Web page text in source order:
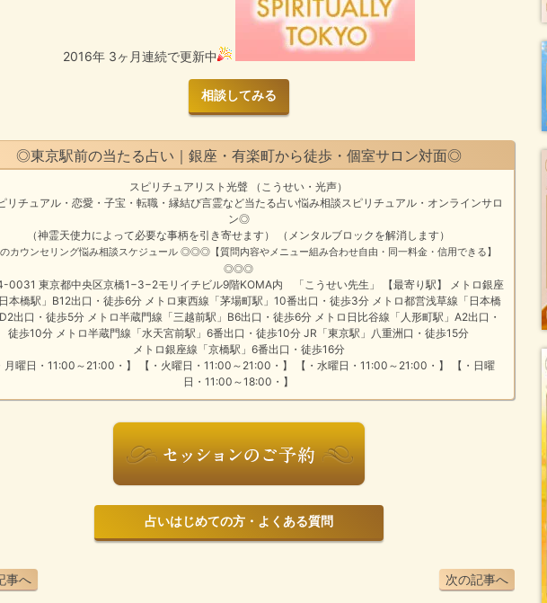
2016年 3ヶ月連続で更新中
相談してみる
◎東京駅前の当たる占い｜銀座・有楽町から徒歩・個室サロン対面◎
スピリチュアリスト光聲 （こうせい・光声）
リチュアル・恋愛・子宝・転職・縁結び言霊など当たる占い悩み相談スピリチュアル・オンラインサロ
ン◎
（神霊天使力によって必要な事柄を引き寄せます） （メンタルブロックを解消します）
カウンセリング悩み相談スケジュール ◎◎◎【質問内容やメニュー組み合わせ自由・同一料金・信用できる】
◎◎◎
0031 東京都中央区京橋1−3−2モリイチビル9階KOMA内 「こうせい先生」 【最寄り駅】 メトロ銀座
本橋駅」B12出口・徒歩6分 メトロ東西線「茅場町駅」10番出口・徒歩3分 メトロ都営浅草線「日本橋
出口・徒歩5分 メトロ半蔵門線「三越前駅」B6出口・徒歩6分 メトロ日比谷線「人形町駅」A2出口・
徒歩10分 メトロ半蔵門線「水天宮前駅」6番出口・徒歩10分 JR「東京駅」八重洲口・徒歩15分
メトロ銀座線「京橋駅」6番出口・徒歩16分
月曜日・11:00～21:00・】 【・火曜日・11:00～21:00・】 【・水曜日・11:00～21:00・】 【・日曜
日・11:00～18:00・】
占いはじめての方・よくある質問
次の記事へ
事へ